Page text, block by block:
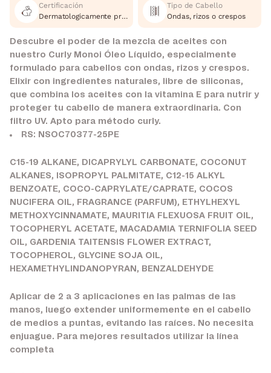
Certificación
Dermatologicamente probado, Cruelty Free
Tipo de Cabello
Ondas, rizos o crespos
Descubre el poder de la mezcla de aceites con
nuestro Curly Monoi Óleo Líquido, especialmente
formulado para cabellos con ondas, rizos y crespos.
Elixir con ingredientes naturales, libre de siliconas,
que combina los aceites con la vitamina E para nutrir y
proteger tu cabello de manera extraordinaria. Con
filtro UV. Apto para método curly.
RS: NSOC70377-25PE
C15-19 ALKANE, DICAPRYLYL CARBONATE, COCONUT
ALKANES, ISOPROPYL PALMITATE, C12-15 ALKYL
BENZOATE, COCO-CAPRYLATE/CAPRATE, COCOS
NUCIFERA OIL, FRAGRANCE (PARFUM), ETHYLHEXYL
METHOXYCINNAMATE, MAURITIA FLEXUOSA FRUIT OIL,
TOCOPHERYL ACETATE, MACADAMIA TERNIFOLIA SEED
OIL, GARDENIA TAITENSIS FLOWER EXTRACT,
TOCOPHEROL, GLYCINE SOJA OIL,
HEXAMETHYLINDANOPYRAN, BENZALDEHYDE
Aplicar de 2 a 3 aplicaciones en las palmas de las
manos, luego extender uniformemente en el cabello
de medios a puntas, evitando las raíces. No necesita
enjuague. Para mejores resultados utilizar la línea
completa